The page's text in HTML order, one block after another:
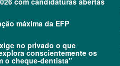
máxima da EFP
no privado o que
conscientemente os
o cheque-dentista"